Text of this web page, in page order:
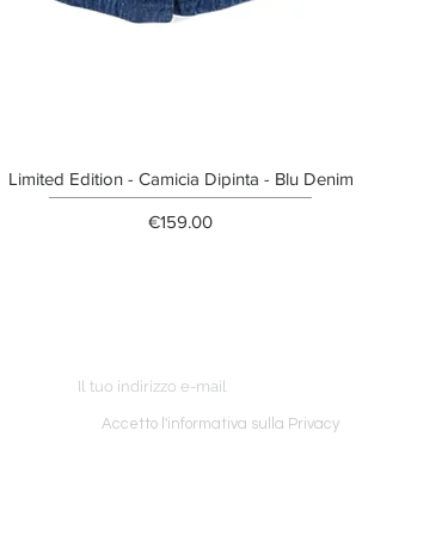
Limited Edition - Camicia Dipinta - Blu Denim
Price
€159.00
Accetto l'informativa sulla Privacy